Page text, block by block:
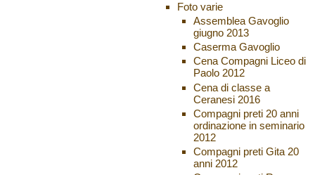
Foto varie
Assemblea Gavoglio
giugno 2013
Caserma Gavoglio
Cena Compagni Liceo di
Paolo 2012
Cena di classe a
Ceranesi 2016
Compagni preti 20 anni
ordinazione in seminario
2012
Compagni preti Gita 20
anni 2012